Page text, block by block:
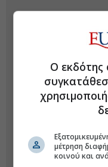
Ο εκδότης
μέτρηση
κοινού και